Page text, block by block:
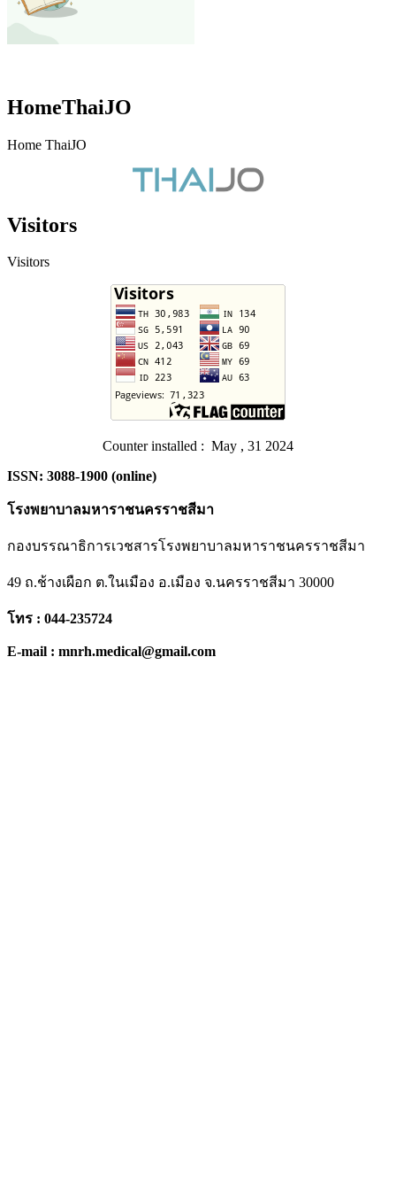
HomeThaiJO
Home ThaiJO
Visitors
Visitors
Counter installed : May , 31 2024
ISSN: 3088-1900 (online)
โรงพยาบาลมหาราชนครราชสีมา
กองบรรณาธิการเวชสารโรงพยาบาลมหาราชนครราชสีมา
49 ถ.ช้างเผือก ต.ในเมือง อ.เมือง จ.นครราชสีมา 30000
โทร : 044-235724
E-mail : mnrh.medical@gmail.com